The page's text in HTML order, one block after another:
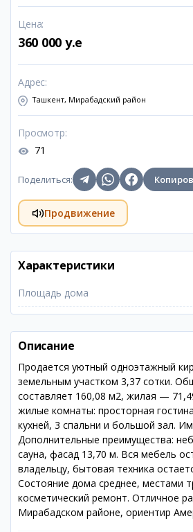
Цена:
360 000 y.e
Адрес:
Ташкент, Мирабадский район
Просмотр:
71
Поделиться:
Продвижение
Характеристики
Площадь дома
Описание
Продается уютный одноэтажный
земельным участком 3,37 сотки.
составляет 160,08 м2, жилая —
жилые комнаты: просторная
кухней, 3 спальни и большой зал.
Дополнительные преимущества:
сауна, фасад 13,70 м. Вся мебель
владельцу, бытовая техника
Состояние дома среднее, местами
косметический ремонт. Отличное
Мирабадском районе, ориентир